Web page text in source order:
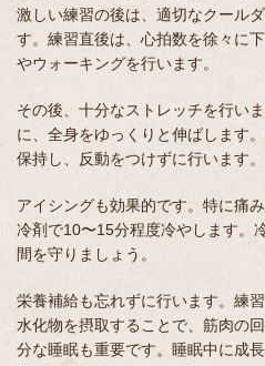
激しい練習の後は、適切なクール
す。練習直後は、心拍数を徐々に
やウォーキングを行います。
その後、十分なストレッチを行い
に、全身をゆっくりと伸ばします
保持し、反動をつけずに行います。
アイシングも効果的です。特に痛
冷剤で10〜15分程度冷やします。
間を守りましょう。
栄養補給も忘れずに行います。練
水化物を摂取することで、筋肉の
分な睡眠も重要です。睡眠中に成